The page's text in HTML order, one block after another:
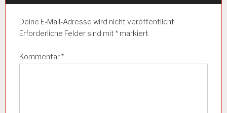
L
Y
E
v
Deine E-Mail-Adresse wird nicht veröffentlicht.
Erforderliche Felder sind mit * markiert
Kommentar*